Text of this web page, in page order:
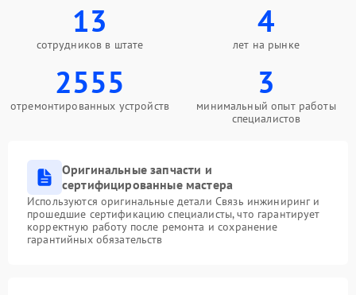
13
сотрудников в штате
4
лет на рынке
2555
отремонтированных устройств
3
минимальный опыт работы
специалистов
Оригинальные запчасти и
сертифицированные мастера
Используются оригинальные детали Связь инжиниринг и
прошедшие сертификацию специалисты, что гарантирует
корректную работу после ремонта и сохранение
гарантийных обязательств